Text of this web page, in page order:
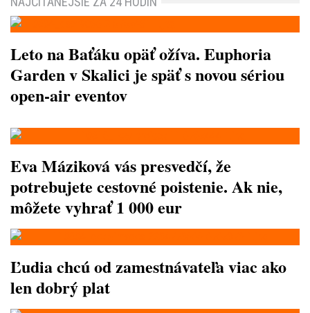
Leto na Baťáku opäť ožíva. Euphoria
Garden v Skalici je späť s novou sériou
open-air eventov
Eva Máziková vás presvedčí, že
potrebujete cestovné poistenie. Ak nie,
môžete vyhrať 1 000 eur
Ľudia chcú od zamestnávateľa viac ako
len dobrý plat